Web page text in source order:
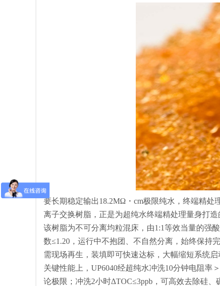
要长期稳定输出18.2MΩ・cm极限纯水，终端精
离子交换树脂，正是为超纯水终端精处理量身打
该树脂为不可分离均粒混床，由1:1等效当量的强
数≤1.20，运行中不抱团、不自然分离，始终保持
需现场再生，装填即可快速达标，大幅缩短系统启
关键性能上，UP6040经超纯水冲洗10分钟电阻率
论极限；冲洗2小时ΔTOC≤3ppb，可高效去除硅